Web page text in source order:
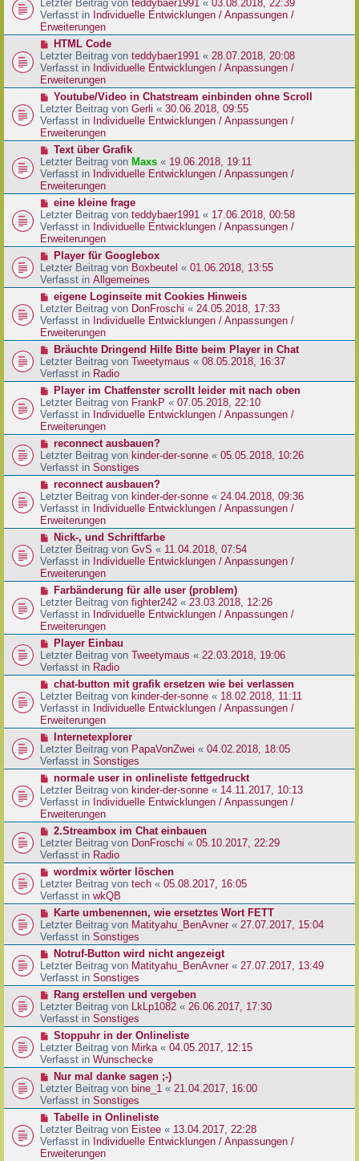
a
g
e
i
t
a
g
u
e
r
B
e
i
t
a
g
Letzter Beitrag von teddybaer1991 « 03.08.2018, 22:39
Verfasst in Individuelle Entwicklungen / Anpassungen /
Erweiterungen
N
e
u
e
r
B
e
i
t
a
g
HTML Code
Letzter Beitrag von teddybaer1991 « 28.07.2018, 20:08
Verfasst in Individuelle Entwicklungen / Anpassungen /
Erweiterungen
N
e
u
e
r
B
e
i
t
a
g
Youtube/Video in Chatstream einbinden ohne Scroll
Letzter Beitrag von Gerli « 30.06.2018, 09:55
Verfasst in Individuelle Entwicklungen / Anpassungen /
Erweiterungen
N
e
u
e
r
B
e
i
t
a
g
Text über Grafik
Letzter Beitrag von Maxs « 19.06.2018, 19:11
Verfasst in Individuelle Entwicklungen / Anpassungen /
Erweiterungen
N
e
u
e
r
B
e
i
r
a
g
eine kleine frage
Letzter Beitrag von teddybaer1991 « 17.06.2018, 00:58
Verfasst in Individuelle Entwicklungen / Anpassungen /
Erweiterungen
N
e
u
e
r
B
e
i
r
a
g
Player für Googlebox
Letzter Beitrag von Boxbeutel « 01.06.2018, 13:55
Verfasst in Allgemeines
N
e
u
e
r
B
e
i
r
a
g
eigene Loginseite mit Cookies Hinweis
Letzter Beitrag von DonFroschi « 24.05.2018, 17:33
Verfasst in Individuelle Entwicklungen / Anpassungen /
Erweiterungen
N
e
u
e
r
B
e
i
r
a
g
Bräuchte Dringend Hilfe Bitte beim Player in Chat
Letzter Beitrag von Tweetymaus « 08.05.2018, 16:37
Verfasst in Radio
N
e
u
e
r
B
e
i
r
a
g
Player im Chatfenster scrollt leider mit nach oben
Letzter Beitrag von FrankP « 07.05.2018, 22:10
Verfasst in Individuelle Entwicklungen / Anpassungen /
Erweiterungen
N
e
u
e
r
B
e
i
r
a
g
reconnect ausbauen?
Letzter Beitrag von kinder-der-sonne « 05.05.2018, 10:26
Verfasst in Sonstiges
N
e
u
e
r
B
e
i
t
a
g
reconnect ausbauen?
Letzter Beitrag von kinder-der-sonne « 24.04.2018, 09:36
Verfasst in Individuelle Entwicklungen / Anpassungen /
Erweiterungen
N
e
u
e
r
B
e
i
t
a
g
Nick-, und Schriftfarbe
Letzter Beitrag von GvS « 11.04.2018, 07:54
Verfasst in Individuelle Entwicklungen / Anpassungen /
Erweiterungen
N
e
u
e
r
B
e
i
r
a
g
Farbänderung für alle user (problem)
Letzter Beitrag von fighter242 « 23.03.2018, 12:26
Verfasst in Individuelle Entwicklungen / Anpassungen /
Erweiterungen
N
e
u
e
r
B
e
i
r
a
g
Player Einbau
Letzter Beitrag von Tweetymaus « 22.03.2018, 19:06
Verfasst in Radio
N
e
u
e
r
B
e
i
r
a
g
chat-button mit grafik ersetzen wie bei verlassen
Letzter Beitrag von kinder-der-sonne « 18.02.2018, 11:11
Verfasst in Individuelle Entwicklungen / Anpassungen /
Erweiterungen
N
e
u
e
r
B
e
i
r
a
g
Internetexplorer
Letzter Beitrag von PapaVonZwei « 04.02.2018, 18:05
Verfasst in Sonstiges
N
e
u
e
r
B
e
i
r
a
g
normale user in onlineliste fettgedruckt
Letzter Beitrag von kinder-der-sonne « 14.11.2017, 10:13
Verfasst in Individuelle Entwicklungen / Anpassungen /
Erweiterungen
N
e
u
e
r
B
e
t
r
a
g
2.Streambox im Chat einbauen
Letzter Beitrag von DonFroschi « 05.10.2017, 22:29
Verfasst in Radio
N
e
u
e
r
B
e
t
r
a
g
wordmix wörter löschen
Letzter Beitrag von tech « 05.08.2017, 16:05
Verfasst in wkQB
N
e
u
e
r
B
e
t
r
a
g
Karte umbenennen, wie ersetztes Wort FETT
Letzter Beitrag von Matityahu_BenAvner « 27.07.2017, 15:04
Verfasst in Sonstiges
N
e
u
e
r
B
e
t
r
a
g
Notruf-Button wird nicht angezeigt
Letzter Beitrag von Matityahu_BenAvner« 27.07.2017, 13:49
Verfasst in Sonstiges
N
e
u
e
r
B
e
t
r
a
g
Rang erstellen und vergeben
Letzter Beitrag von LkLp1082 « 26.06.2017, 17:30
Verfasst in Sonstiges
N
e
u
e
r
B
e
t
r
a
Stoppuhr in der Onlineliste
Letzter Beitrag von Mirka« 04.05.2017, 12:15
Verfasst in Wunschecke
N
e
u
e
r
B
e
Nur mal danke sagen ;-)
Letzter Beitrag von bine_1 « 21.04.2017, 16:00
Verfasst in Sonstiges
N
e
u
e
Tabelle in Onlineliste
Letzter Beitrag von Eistee « 13.04.2017, 22:28
Verfasst in Individuelle Entwicklungen / Anpassungen /
Erweiterungen